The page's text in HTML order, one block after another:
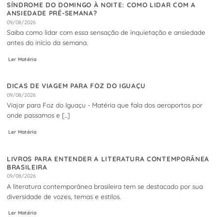
SÍNDROME DO DOMINGO À NOITE: COMO LIDAR COM A
ANSIEDADE PRÉ-SEMANA?
09/08/2026
Saiba como lidar com essa sensação de inquietação e ansiedade
antes do início da semana.
Ler Matéria
DICAS DE VIAGEM PARA FOZ DO IGUAÇU
09/08/2026
Viajar para Foz do Iguaçu - Matéria que fala dos aeroportos por
onde passamos e [...]
Ler Matéria
LIVROS PARA ENTENDER A LITERATURA CONTEMPORÂNEA
BRASILEIRA
09/08/2026
A literatura contemporânea brasileira tem se destacado por sua
diversidade de vozes, temas e estilos.
Ler Matéria